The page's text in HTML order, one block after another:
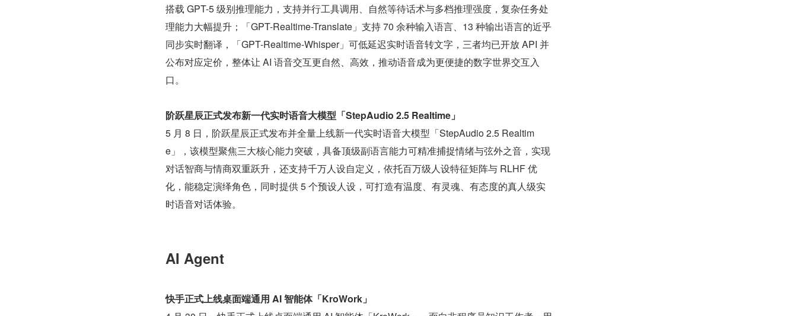
搭载 GPT-5 级别推理能力，支持并行工具调用、自然等待话术与多档推理强度，复杂任务处
理能力大幅提升；「GPT-Realtime-Translate」支持 70 余种输入语言、13 种输出语言的近乎
同步实时翻译，「GPT-Realtime-Whisper」可低延迟实时语音转文字，三者均已开放 API 并
公布对应定价，整体让 AI 语音交互更自然、高效，推动语音成为更便捷的数字世界交互入
口。
阶跃星辰正式发布新一代实时语音大模型「StepAudio 2.5 Realtime」
5 月 8 日，阶跃星辰正式发布并全量上线新一代实时语音大模型「StepAudio 2.5 Realtim
e」，该模型聚焦三大核心能力突破，具备顶级副语言能力可精准捕捉情绪与弦外之音，实现
对话智商与情商双重跃升，还支持千万人设自定义，依托百万级人设特征矩阵与 RLHF 优
化，能稳定演绎角色，同时提供 5 个预设人设，可打造有温度、有灵魂、有态度的真人级实
时语音对话体验。
AI Agent
快手正式上线桌面端通用 AI 智能体「KroWork」